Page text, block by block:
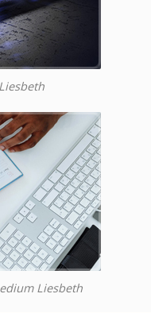
Liesbeth